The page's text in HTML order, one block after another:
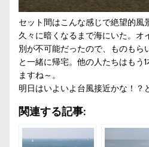
セット間はこんな感じで絶望的風
久々に暗くなるまで海にいた。オ
別が不可能だったので、ものもら
と一緒に帰宅。他の人たちはもう
ますね～。
明日はいよいよ台風接近かな！？
関連する記事: